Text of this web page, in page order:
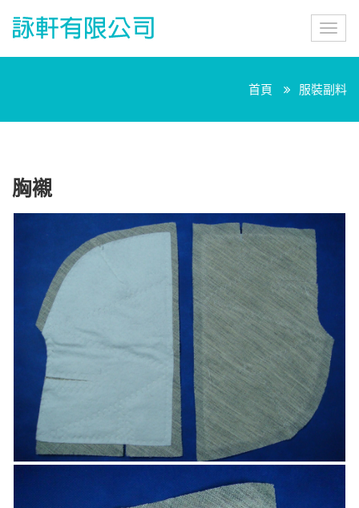
詠
軒
有
首頁 服裝副料
胸襯